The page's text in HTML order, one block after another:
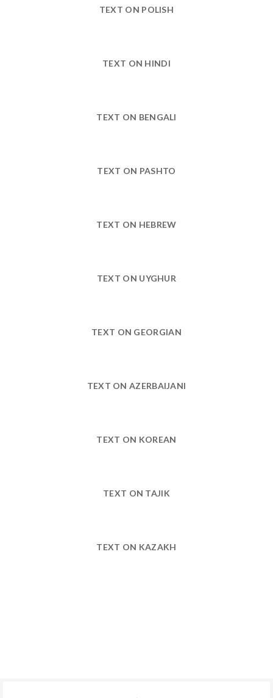
TEXT ON POLISH
TEXT ON HINDI
TEXT ON BENGALI
TEXT ON PASHTO
TEXT ON HEBREW
TEXT ON UYGHUR
TEXT ON GEORGIAN
TEXT ON AZERBAIJANI
TEXT ON KOREAN
TEXT ON TAJIK
TEXT ON KAZAKH